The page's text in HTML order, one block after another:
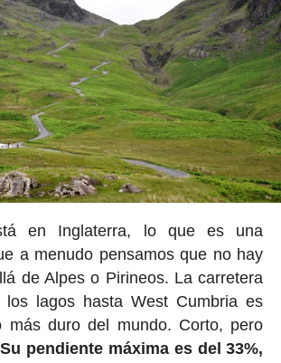
en Inglaterra, lo que es una
a menudo pensamos que no hay
de Alpes o Pirineos. La carretera
lagos hasta West Cumbria es
más duro del mundo. Corto, pero
Su pendiente máxima es del 33%,